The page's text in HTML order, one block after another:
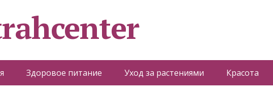
Здоровое питание Уход за растениями Красота